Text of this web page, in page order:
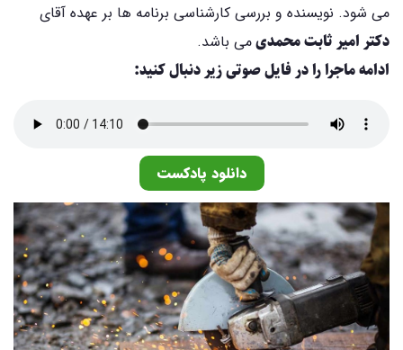
می شود. نویسنده و بررسی کارشناسی برنامه ها بر عهده آقای
دکتر امیر ثابت محمدیمی باشد.
ادامه ماجرا را در فایل صوتی زیر دنبال کنید:
دانلود پادکست